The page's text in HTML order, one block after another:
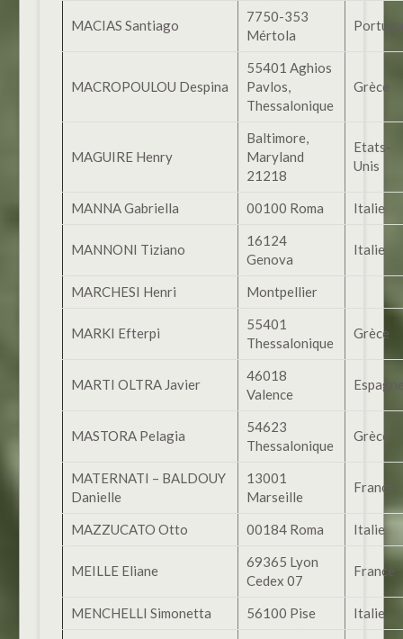
MACIAS Santiago
7750-353
Mértola
MACROPOULOU Despina
55401 Aghios
Pavlos,
Thessalonique
Grèce
MAGUIRE Henry
Baltimore,
Maryland
21218
Etats-
Unis
MANNA Gabriella 00100 Roma Italie
MANNONI Tiziano
16124
Genova
Italie
MARCHESI Henri Montpellier
MARKI Efterpi
55401
Thessalonique
Grèce
MARTI OLTRA Javier
46018
Valence
MASTORA Pelagia
54623
Thessalonique
Grèce
MATERNATI – BALDOUY
Danielle
13001
Marseille
France
MAZZUCATO Otto 00184 Roma Italie
MEILLE Eliane
69365 Lyon
Cedex 07
France
MENCHELLI Simonetta 56100 Pise
Italie